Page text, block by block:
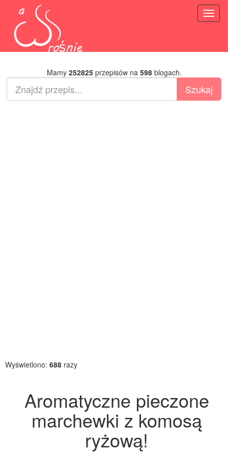
Mamy 252825przepisów na 598blogach.
Wyświetlono: 688 razy
Aromatyczne pieczone
marchewki z komosą
ryżową!